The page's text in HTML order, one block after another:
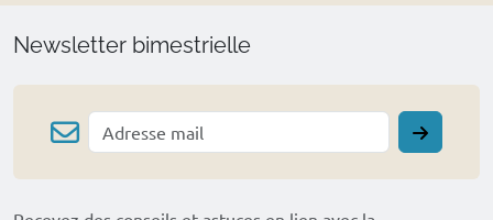
Newsletter bimestrielle